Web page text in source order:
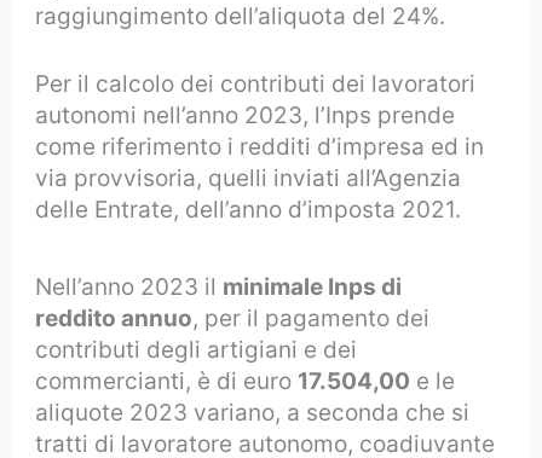
raggiungimento dell’aliquota del 24%.
Per il calcolo dei contributi dei lavoratori
autonomi nell’anno 2023, l’Inps prende
come riferimento i redditi d’impresa ed in
via provvisoria, quelli inviati all’Agenzia
delle Entrate, dell’anno d’imposta 2021.
Nell’anno 2023 il minimale Inps di
reddito annuo, per il pagamento dei
contributi degli artigiani e dei
commercianti, è di euro 17.504,00 e le
aliquote 2023 variano, a seconda che si
tratti di lavoratore autonomo, coadiuvante